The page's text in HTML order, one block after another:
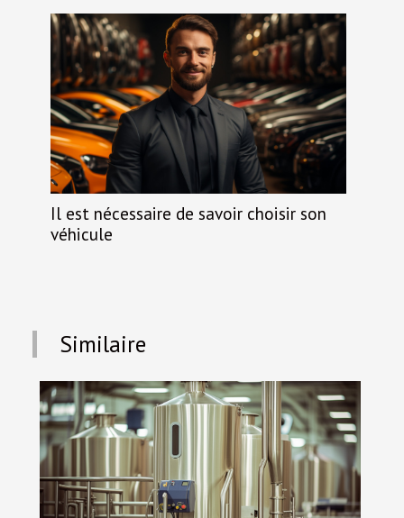
Il est nécessaire de savoir choisir son
véhicule
Similaire